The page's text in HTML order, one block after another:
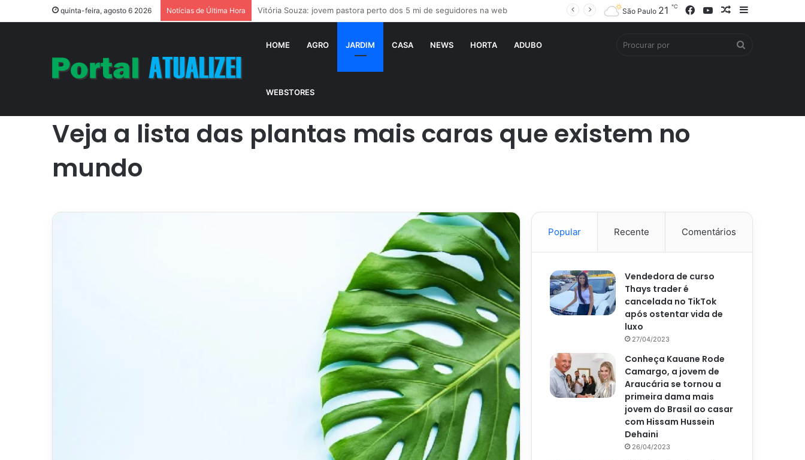
quinta-feira, agosto 6 2026 Notícias de Última Hora Açaí falsificado! Polícia fecha fábrica em Várzea Grande
Barra
Artigo
YouTube
Facebook
São Paulo 21 ℃
HOME AGRO JARDIM CASA NEWS HORTA ADUBO
WEBSTORES
Início/ Jardim /Veja a lista das plantas mais caras que existem no mundo
Veja a lista das plantas mais caras que existem no
mundo
Popular Recente Comentários
Vendedora de curso
Thays trader é
cancelada no TikTok
após ostentar vida de
luxo
27/04/2023
Conheça Kauane Rode
Camargo, a jovem de
Araucária se tornou a
primeira dama mais
jovem do Brasil ao casar
com Hissam Hussein
Dehaini
26/04/2023